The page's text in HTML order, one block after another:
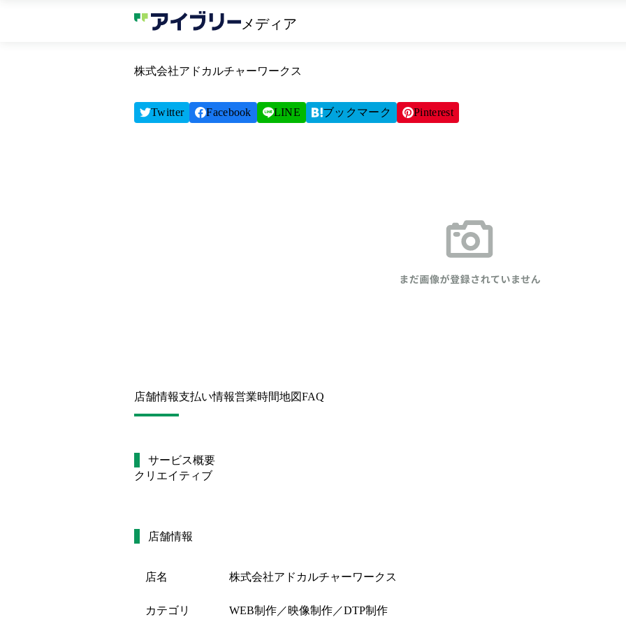
メディア
株式会社アドカルチャーワークス
Twitter Facebook LINE ブックマーク Pinterest
店舗情報支払い情報営業時間地図FAQ
サービス概要
クリエイティブ
店舗情報
店名 株式会社アドカルチャーワークス
カテゴリ WEB制作／映像制作／DTP制作